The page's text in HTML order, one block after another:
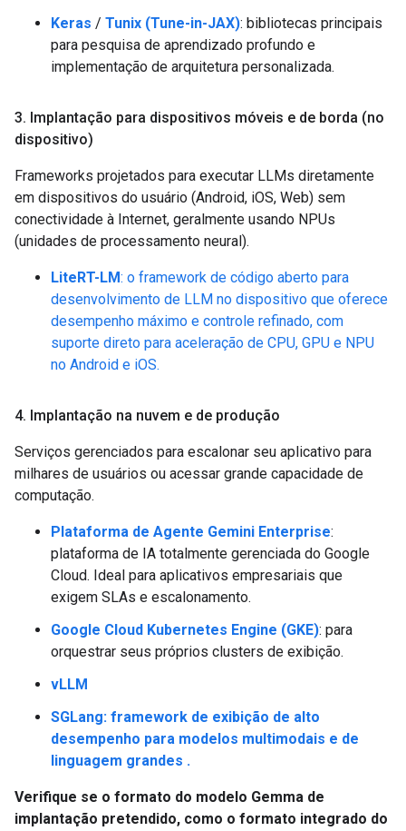
Keras / Tunix (Tune-in-JAX): bibliotecas principais
para pesquisa de aprendizado profundo e
implementação de arquitetura personalizada.
3. Implantação para dispositivos móveis e de borda (no
dispositivo)
Frameworks projetados para executar LLMs diretamente
em dispositivos do usuário (Android, iOS, Web) sem
conectividade à Internet, geralmente usando NPUs
(unidades de processamento neural).
LiteRT-LM: o framework de código aberto para
desenvolvimento de LLM no dispositivo que oferece
desempenho máximo e controle refinado, com
suporte direto para aceleração de CPU, GPU e NPU
no Android e iOS.
4. Implantação na nuvem e de produção
Serviços gerenciados para escalonar seu aplicativo para
milhares de usuários ou acessar grande capacidade de
computação.
Plataforma de Agente Gemini Enterprise:
plataforma de IA totalmente gerenciada do Google
Cloud. Ideal para aplicativos empresariais que
exigem SLAs e escalonamento.
Google Cloud Kubernetes Engine (GKE): para
orquestrar seus próprios clusters de exibição.
vLLM
SGLang: framework de exibição de alto
desempenho para modelos multimodais e de
linguagem grandes .
Verifique se o formato do modelo Gemma de
implantação pretendido, como o formato integrado do